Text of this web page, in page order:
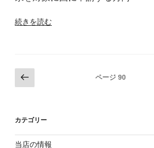
“ま
討”
の
続きを読む
投
稿
ビ
ー
の
ジ
ページ 90
カテゴリー
当店の情報